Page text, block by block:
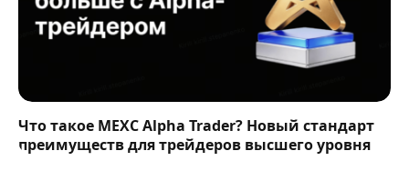
Что такое MEXC Alpha Trader? Новый стандарт
преимуществ для трейдеров высшего уровня